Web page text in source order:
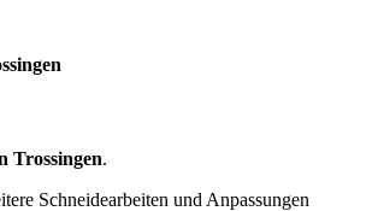
Trossingen.
Schneidearbeiten und Anpassungen